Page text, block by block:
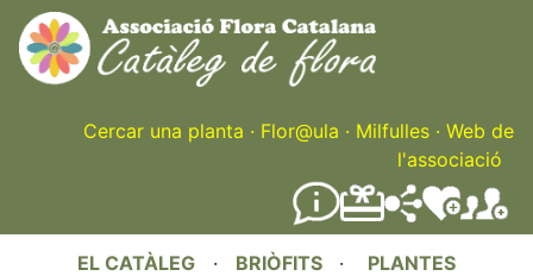
Skip
to
main
content
Cercar una planta · Flor@ula · Milfulles · Web de
l'associació
EL CATÀLEG · BRIÒFITS · PLANTES